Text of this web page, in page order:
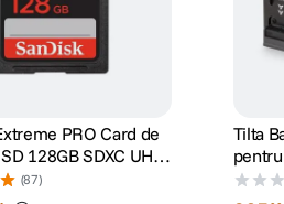
PRO Card de
128GB SDXC UHS-
V30 + 2 Ani
Deluxe
(87)
Tilta